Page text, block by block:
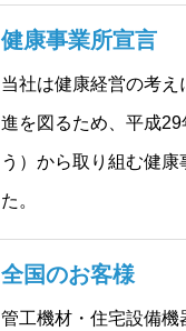
健康事業所宣言
当社は健康経営の考
進を図るため、平成
う）から取り組む健
た。
全国のお客様
管工機材・住宅設備